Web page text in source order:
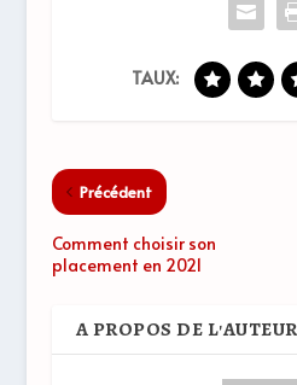
TAUX:
Précédent
Comment choisir son
placement en 2021
A PROPOS DE L'AUTEUR